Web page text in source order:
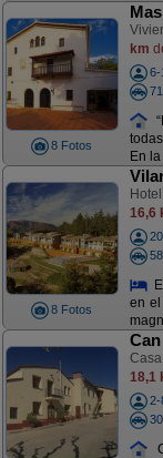
8 Fotos
km
6-
En
8 Fotos
16,6
en
18,1
2-